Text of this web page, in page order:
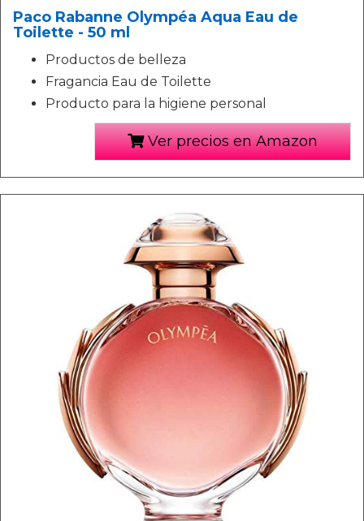
Paco Rabanne Olympéa Aqua Eau de
Toilette - 50 ml
Productos de belleza
Fragancia Eau de Toilette
Producto para la higiene personal
Ver precios en Amazon